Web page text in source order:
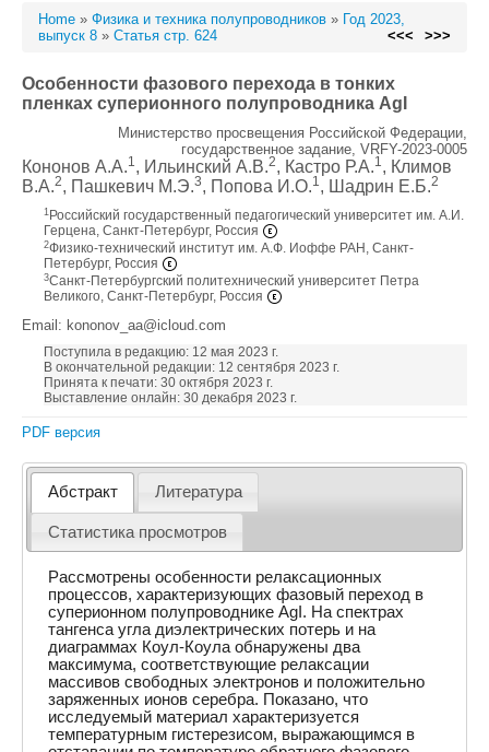
Home » Физика и техника полупроводников » Год 2023,
выпуск 8 » Статья стр. 624 <<< >>>
Особенности фазового перехода в тонких
пленках суперионного полупроводника AgI
Министерство просвещения Российской Федерации,
государственное задание, VRFY-2023-0005
Кононов А.А.1, Ильинский А.В.2, Кастро Р.А.1, Климов
В.А.2, Пашкевич М.Э.3, Попова И.О.1, Шадрин Е.Б.2
1 Российский государственный педагогический университет им. А.И.
Герцена, Санкт-Петербург, Россия
2Физико-технический институт им. А.Ф. Иоффе РАН, Санкт-
Петербург, Россия
3Санкт-Петербургский политехнический университет Петра
Великого, Санкт-Петербург, Россия
Email: kononov_aa@icloud.com
Поступила в редакцию: 12 мая 2023 г.
В окончательной редакции: 12 сентября 2023 г.
Принята к печати: 30 октября 2023 г.
Выставление онлайн: 30 декабря 2023 г.
PDF версия
Абстракт Литература
Статистика просмотров
Рассмотрены особенности релаксационных
процессов, характеризующих фазовый переход в
суперионном полупроводнике AgI. На спектрах
тангенса угла диэлектрических потерь и на
диаграммах Коул-Коула обнаружены два
максимума, соответствующие релаксации
массивов свободных электронов и положительно
заряженных ионов серебра. Показано, что
исследуемый материал характеризуется
температурным гистерезисом, выражающимся в